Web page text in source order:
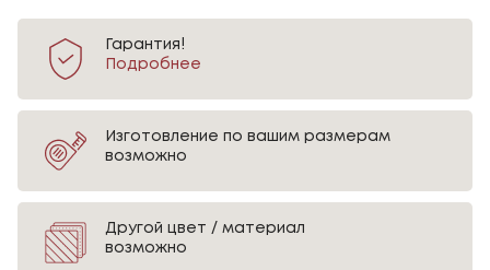
Гарантия!
Подробнее
Изготовление по вашим размерам
возможно
Другой цвет / материал
возможно